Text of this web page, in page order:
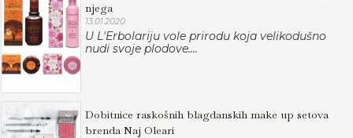
njega
13.01.2020.
U L'Erbolariju vole prirodu koja velikodušno
nudi svoje plodove....
Dobitnice raskošnih blagdanskih make up setova
brenda Naj Oleari